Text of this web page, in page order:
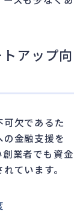
アップ向
欠であるた
金融支援を
業者でも資金
ています。